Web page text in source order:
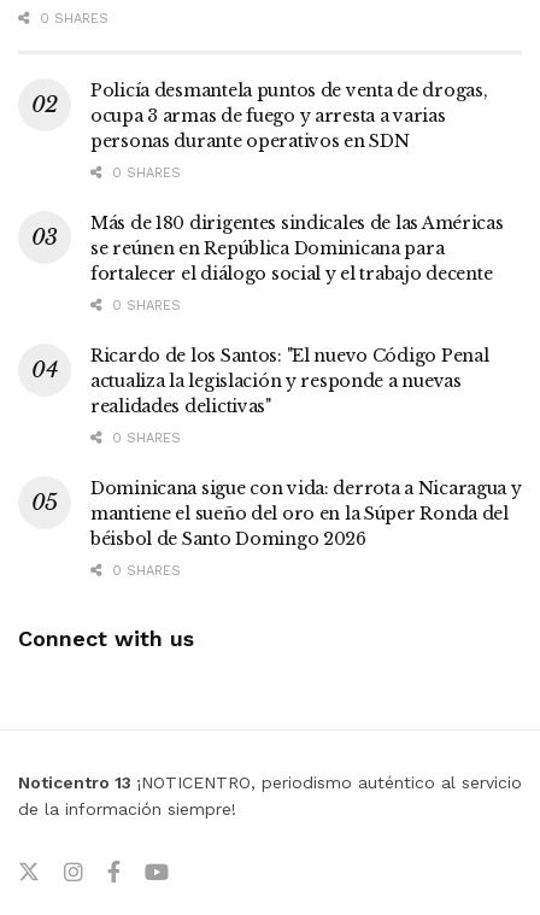
0 SHARES
Policía desmantela puntos de venta de drogas,
ocupa 3 armas de fuego y arresta a varias
personas durante operativos en SDN
0 SHARES
Más de 180 dirigentes sindicales de las Américas
se reúnen en República Dominicana para
fortalecer el diálogo social y el trabajo decente
0 SHARES
Ricardo de los Santos: "El nuevo Código Penal
actualiza la legislación y responde a nuevas
realidades delictivas"
0 SHARES
Dominicana sigue con vida: derrota a Nicaragua y
mantiene el sueño del oro en la Súper Ronda del
béisbol de Santo Domingo 2026
0 SHARES
Connect with us
Noticentro 13 ¡NOTICENTRO, periodismo auténtico al servicio
de la información siempre!